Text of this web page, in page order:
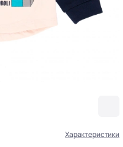
Характеристики